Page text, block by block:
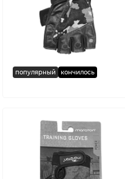
популярный кончилось